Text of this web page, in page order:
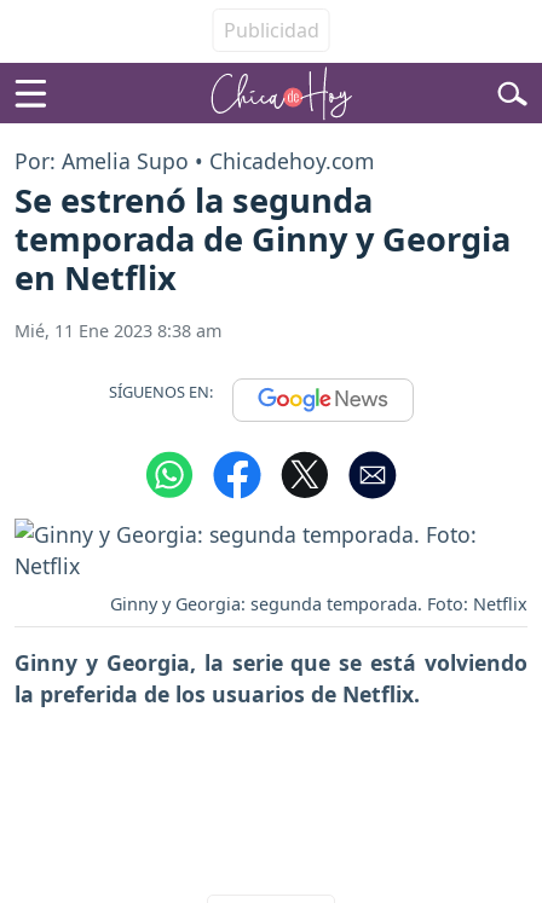
Por: Amelia Supo • Chicadehoy.com
Se estrenó la segunda
temporada de Ginny y Georgia
en Netflix
Mié, 11 Ene 2023 8:38 am
SÍGUENOS EN:
Ginny y Georgia: segunda temporada. Foto: Netflix
Ginny y Georgia, la serie que se está volviendo
la preferida de los usuarios de Netflix.